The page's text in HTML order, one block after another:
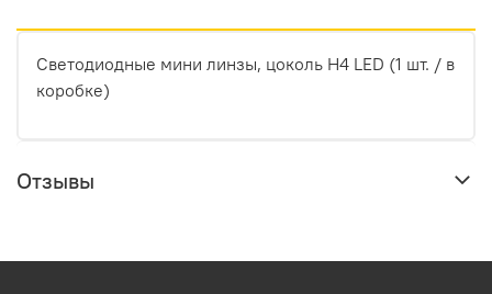
Светодиодные мини линзы, цоколь H4 LED (1 шт. / в
коробке)
Отзывы